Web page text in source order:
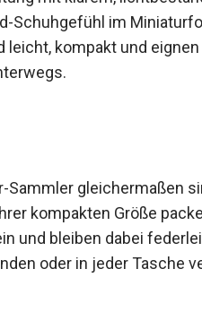
Schuhgefühl im
leicht, kompakt und
Sammler gleichermaßen
kompakten Größe
und bleiben dabei
finden oder in jeder